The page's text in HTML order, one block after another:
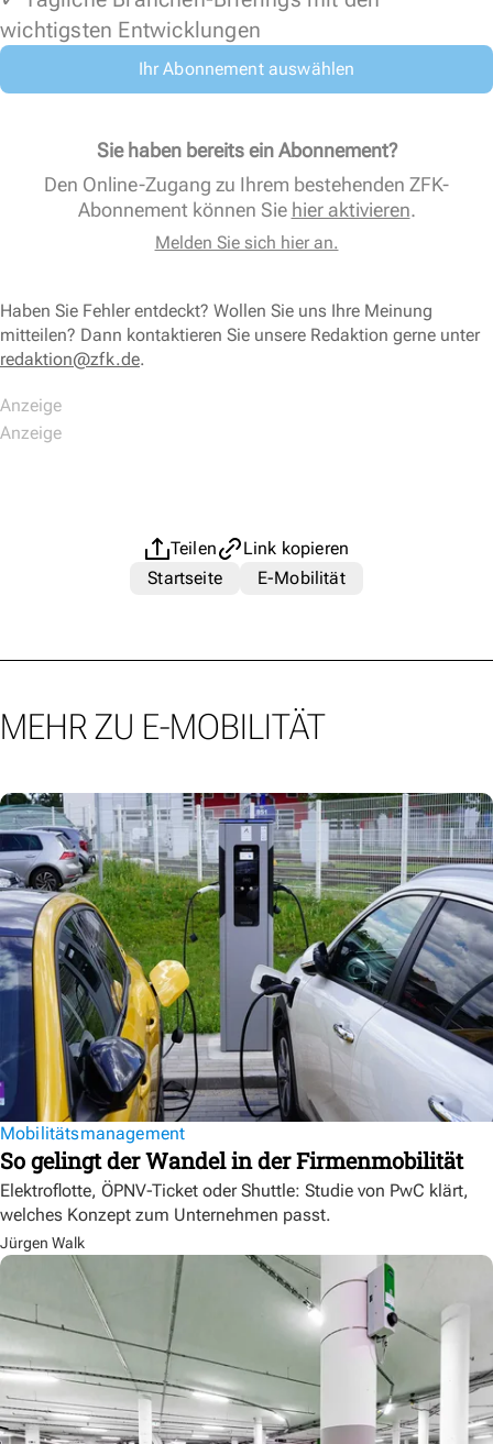
wichtigsten Entwicklungen
Ihr Abonnement auswählen
Sie haben bereits ein Abonnement?
Den Online-Zugang zu Ihrem bestehenden ZFK-
Abonnement können Sie hier aktivieren.
Melden Sie sich hier an.
Haben Sie Fehler entdeckt? Wollen Sie uns Ihre Meinung
mitteilen? Dann kontaktieren Sie unsere Redaktion gerne unter
redaktion@zfk.de.
Teilen
Link kopieren
Startseite
E-Mobilität
MEHR ZU E-MOBILITÄT
Mobilitätsmanagement
So gelingt der Wandel in der Firmenmobilität
Elektroflotte, ÖPNV-Ticket oder Shuttle: Studie von PwC klärt,
welches Konzept zum Unternehmen passt.
Jürgen Walk